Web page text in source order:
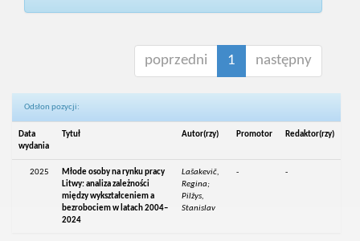
poprzedni 1 następny
Odsłon pozycji:
Data
wydania
Tytuł Autor(rzy) Promotor Redaktor(rzy)
2025
Młode osoby na rynku pracy
Litwy: analiza zależności
między wykształceniem a
bezrobociem w latach 2004–
2024
Lašakevič,
Regina;
Pilžys,
Stanislav
- -